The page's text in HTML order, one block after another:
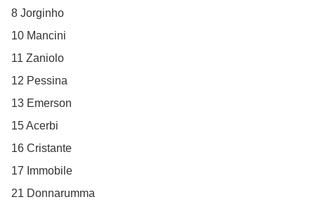
8 Jorginho
10 Mancini
11 Zaniolo
12 Pessina
13 Emerson
15 Acerbi
16 Cristante
17 Immobile
21 Donnarumma